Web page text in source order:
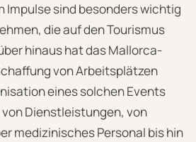
sind besonders wichtig
die auf den Tourismus
hinaus hat das Mallorca-
von Arbeitsplätzen
eines solchen Events
Dienstleistungen, von
medizinisches Personal bis hin